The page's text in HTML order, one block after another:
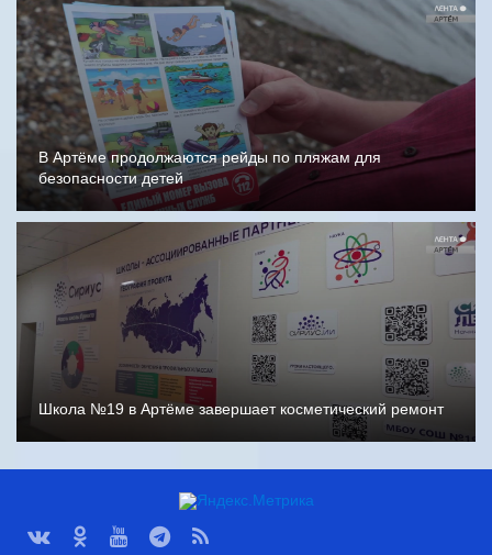
В Артёме продолжаются рейды по пляжам для
безопасности детей
Школа №19 в Артёме завершает косметический ремонт